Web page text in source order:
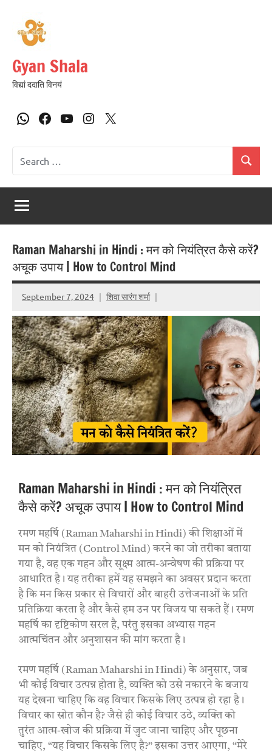
Gyan Shala
विद्यां ददाति विनयं
Raman Maharshi in Hindi : मन को नियंत्रित कैसे करें?
अचूक उपाय | How to Control Mind
September 7, 2024 शिवा सारंग शर्मा
Raman Maharshi in Hindi : मन को नियंत्रित
कैसे करें? अचूक उपाय | How to Control Mind
रमण महर्षि (Raman Maharshi in Hindi) की शिक्षाओं में
मन को नियंत्रित (Control Mind) करने का जो तरीका बताया
गया है, वह एक गहन और सूक्ष्म आत्म-अन्वेषण की प्रक्रिया पर
आधारित है। यह तरीका हमें यह समझने का अवसर प्रदान करता
है कि मन किस प्रकार से विचारों और बाहरी उत्तेजनाओं के प्रति
प्रतिक्रिया करता है और कैसे हम उन पर विजय पा सकते हैं। रमण
महर्षि का दृष्टिकोण सरल है, परंतु इसका अभ्यास गहन
आत्मचिंतन और अनुशासन की मांग करता है।
रमण महर्षि (Raman Maharshi in Hindi) के अनुसार, जब
भी कोई विचार उत्पन्न होता है, व्यक्ति को उसे नकारने के बजाय
यह देखना चाहिए कि वह विचार किसके लिए उत्पन्न हो रहा है।
विचार का स्रोत कौन है? जैसे ही कोई विचार उठे, व्यक्ति को
तुरंत आत्म-खोज की प्रक्रिया में जुट जाना चाहिए और पूछना
चाहिए, “यह विचार किसके लिए है?” इसका उत्तर आएगा, “मेरे